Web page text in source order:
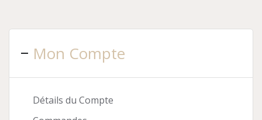
Mon Compte
Détails du Compte